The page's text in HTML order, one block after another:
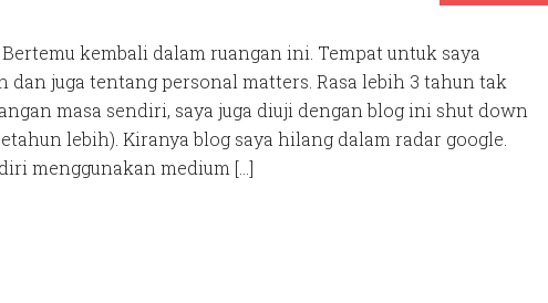
kembali dalam ruangan ini. Tempat untuk saya
juga tentang personal matters. Rasa lebih 3 tahun tak
masa sendiri, saya juga diuji dengan blog ini shut down
lebih). Kiranya blog saya hilang dalam radar google.
menggunakan medium […]